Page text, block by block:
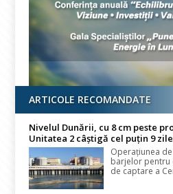
ARTICOLE RECOMANDATE
Nivelul Dunării, cu 8 cm peste
Unitatea 2 câștigă cel puțin 9
Operațiunea
barjelor pentru
de captare a